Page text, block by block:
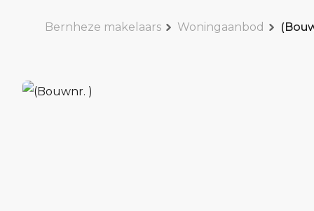
Bernheze makelaars Woningaanbod